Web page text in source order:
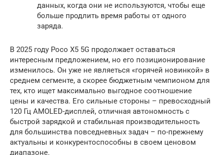
данных, когда они не используются, чтобы еще
больше продлить время работы от одного
заряда.
В 2025 году Poco X5 5G продолжает оставаться
интересным предложением, но его позиционирование
изменилось. Он уже не являеться «горячей новинкой» в
среднем сегменте, а скорее бюджетным чемпионом для
тех, кто ищет максимально выгодное соотношение
цены и качества. Его сильные стороны – превосходный
120 Гц AMOLED-дисплей, отличная автономность с
быстрой зарядкой и стабильная производительность
для большинства повседневных задач – по-прежнему
актуальны и конкурентоспособны в своем ценовом
диапазоне.